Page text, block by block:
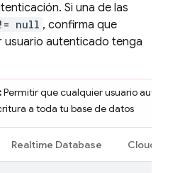
Si una de las
null , confirma que
usuario autenticado tenga
Permitir que cualquier usuario
a toda tu base de datos
Realtime Database Cloud